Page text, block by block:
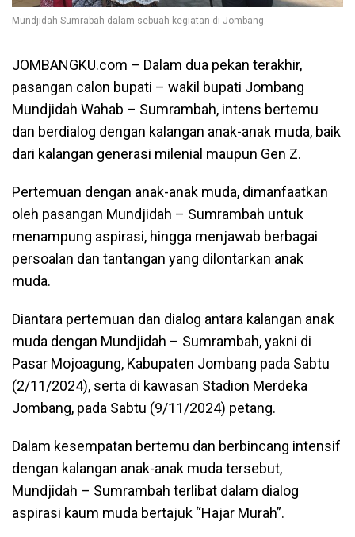
Mundjidah-Sumrabah dalam sebuah kegiatan di Jombang.
JOMBANGKU.com – Dalam dua pekan terakhir,
pasangan calon bupati – wakil bupati Jombang
Mundjidah Wahab – Sumrambah, intens bertemu
dan berdialog dengan kalangan anak-anak muda, baik
dari kalangan generasi milenial maupun Gen Z.
Pertemuan dengan anak-anak muda, dimanfaatkan
oleh pasangan Mundjidah – Sumrambah untuk
menampung aspirasi, hingga menjawab berbagai
persoalan dan tantangan yang dilontarkan anak
muda.
Diantara pertemuan dan dialog antara kalangan anak
muda dengan Mundjidah – Sumrambah, yakni di
Pasar Mojoagung, Kabupaten Jombang pada Sabtu
(2/11/2024), serta di kawasan Stadion Merdeka
Jombang, pada Sabtu (9/11/2024) petang.
Dalam kesempatan bertemu dan berbincang intensif
dengan kalangan anak-anak muda tersebut,
Mundjidah – Sumrambah terlibat dalam dialog
aspirasi kaum muda bertajuk “Hajar Murah”.